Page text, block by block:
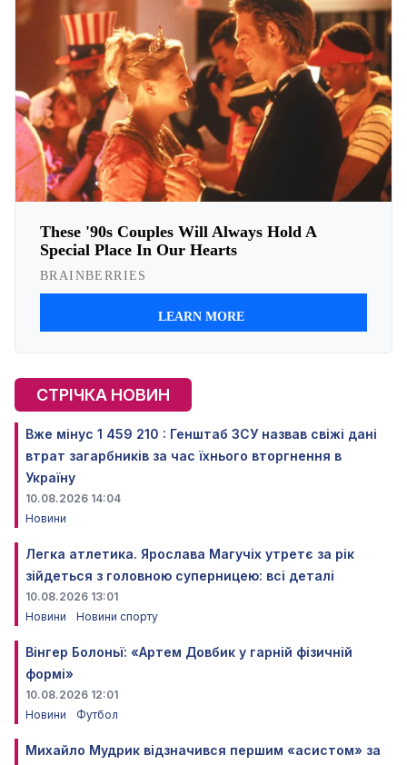
СТРІЧКА НОВИН
Вже мінус 1 459 210 : Генштаб ЗСУ назвав свіжі дані
втрат загарбників за час їхнього вторгнення в
Україну
10.08.2026 14:04
Новини
Легка атлетика. Ярослава Магучіх утретє за рік
зійдеться з головною суперницею: всі деталі
10.08.2026 13:01
Новини
Новини спорту
Вінгер Болоньї: «Артем Довбик у гарній фізичній
формі»
10.08.2026 12:01
Новини
Футбол
Михайло Мудрик відзначився першим «асистом» за